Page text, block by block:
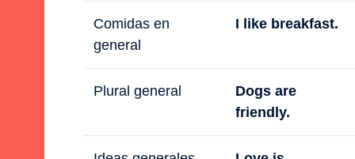
Comidas en
general
I like breakfast.
Plural general
Dogs are
friendly.